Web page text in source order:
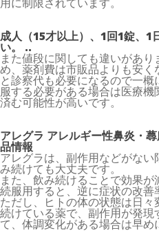
成人（15才以上）、1回1錠、1
い。 ..
また値段に関しても違いがあ
め、薬剤費は市販品よりも安
と診察代も必要になるので一
服する必要がある場合は医療機
済む可能性が高いです。
アレグラ アレルギー性鼻炎 ・
品情報
アレグラは、副作用などがな
み続けても大丈夫です。
また、飲み続けることで効果
続服用すると、逆に症状の改善
ただし、ヒトの体の状態は日
続けている薬で、副作用が発
て、体調変化がある場合は早め